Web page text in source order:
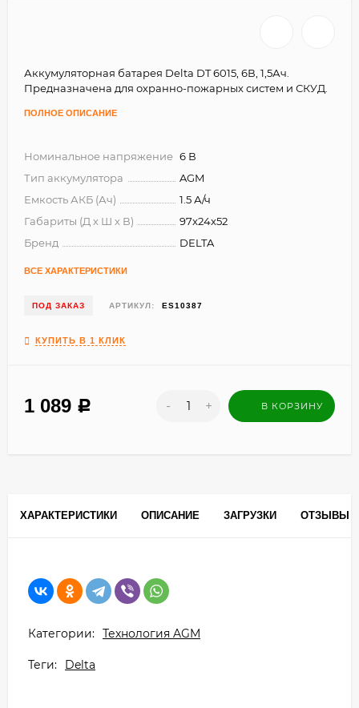
Аккумуляторная батарея Delta DT 6015, 6В, 1,5Ач.
Предназначена для охранно-пожарных систем и СКУД.
ПОЛНОЕ ОПИСАНИЕ
Номинальное напряжение 6 В
Тип аккумулятора
AGM
Емкость АКБ (Ач)
1.5 А/ч
Габариты (Д х Ш х В)
97x24x52
Бренд
DELTA
ВСЕ ХАРАКТЕРИСТИКИ
ПОД ЗАКАЗ АРТИКУЛ: ES10387
КУПИТЬ В 1 КЛИК
1 089 Р - + В КОРЗИНУ
ХАРАКТЕРИСТИКИ ОПИСАНИЕ ЗАГРУЗКИ ОТЗЫВЫ
Категории: Технология AGM
Теги: Delta